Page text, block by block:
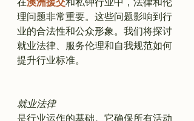
理问题非常重要。这些问题影响到行
业的合法性和公众形象。我们将探讨
就业法律、服务伦理和自我规范如何
提升行业标准。
就业法律
是行业运作的基础。它确保所有活动